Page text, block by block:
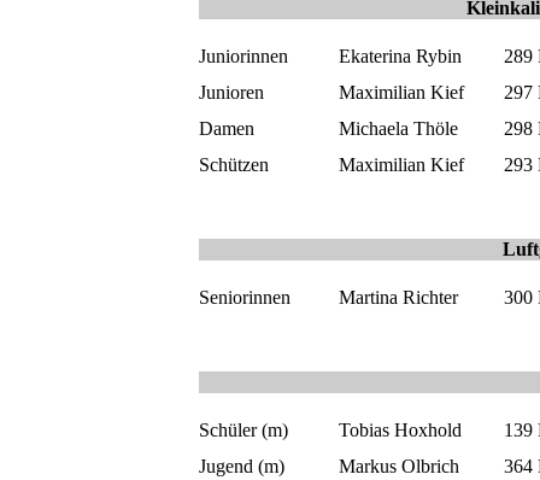
Juniorinnen Ekaterina Rybin
289
Junioren
Maximilian Kief
297
Damen
Michaela Thöle
298
Schützen
Maximilian Kief 293
Seniorinnen Martina Richter 300
Schüler (m) Tobias Hoxhold
139
Jugend (m)
Markus Olbrich
364